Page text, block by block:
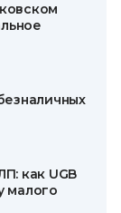
как UGB
малого